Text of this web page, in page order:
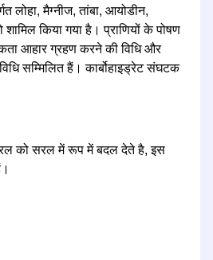
लोहा, मैग्नीज, तांबा, आयोडीन,
शामिल किया गया है। प्राणियों के पोषण
आहार ग्रहण करने की विधि और
सम्मिलित हैं। कार्बोहाइड्रेट संघटक
को सरल में रूप में बदल देते है, इस